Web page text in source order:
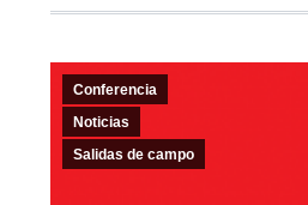
Conferencia
Noticias
Salidas de campo